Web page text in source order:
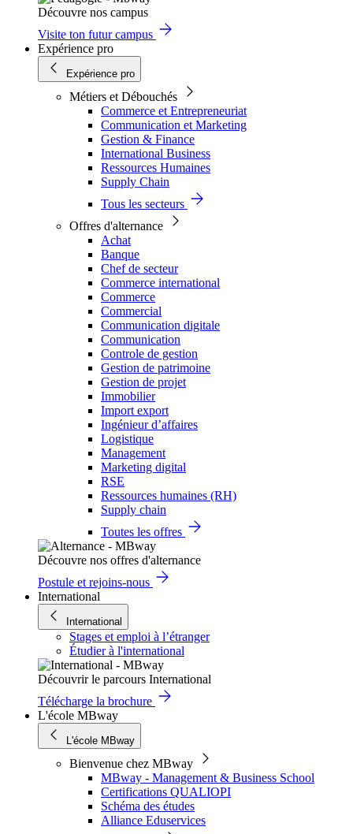
Découvre nos campus
Visite ton futur campus
Expérience pro
Expérience pro
Métiers et Débouchés
Commerce et Entrepreneuriat
Communication et Marketing
Gestion & Finance
International Business
Ressources Humaines
Supply Chain
Tous les secteurs
Offres d'alternance
Achat
Banque
Chef de secteur
Commerce international
Commerce
Commercial
Communication digitale
Communication
Controle de gestion
Gestion de patrimoine
Gestion de projet
Immobilier
Import export
Ingénieur d’affaires
Logistique
Management
Marketing digital
RSE
Ressources humaines (RH)
Supply chain
Toutes les offres
Découvre nos offres d'alternance
Postule et rejoins-nous
International
International
Stages et emploi à l’étranger
Étudier à l'international
Découvrir le parcours International
Télécharge la brochure
L'école MBway
L'école MBway
Bienvenue chez MBway
MBway - Management & Business School
Certifications QUALIOPI
Schéma des études
Alliance Eduservices